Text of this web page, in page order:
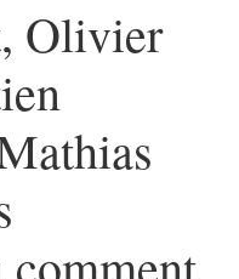
Olivier